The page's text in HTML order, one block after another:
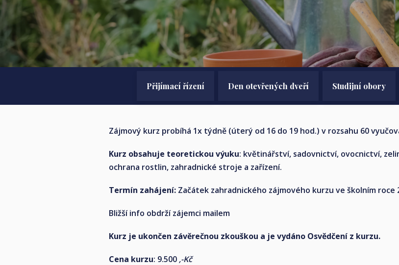
Přijímací řízení Den otevřených dveří Studijní obory
Zájmový kurz probíhá 1x týdně (úterý od 16 do 19 hod.) v rozsahu 60
Kurz obsahuje teoretickou výuku: květinářství, sadovnictví, ovocnictví,
ochrana rostlin, zahradnické stroje a zařízení.
Termín zahájení: Začátek zahradnického zájmového kurzu ve školním roce
Bližší info obdrží zájemci mailem
Kurz je ukončen závěrečnou zkouškou a je vydáno Osvědčení z kurzu.
Cena kurzu: 9.500 ,-Kč